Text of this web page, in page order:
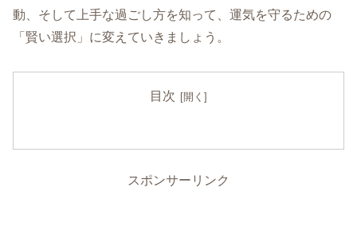
動、そして上手な過ごし方を知って、運気を守るための
「賢い選択」に変えていきましょう。
目次
スポンサーリンク